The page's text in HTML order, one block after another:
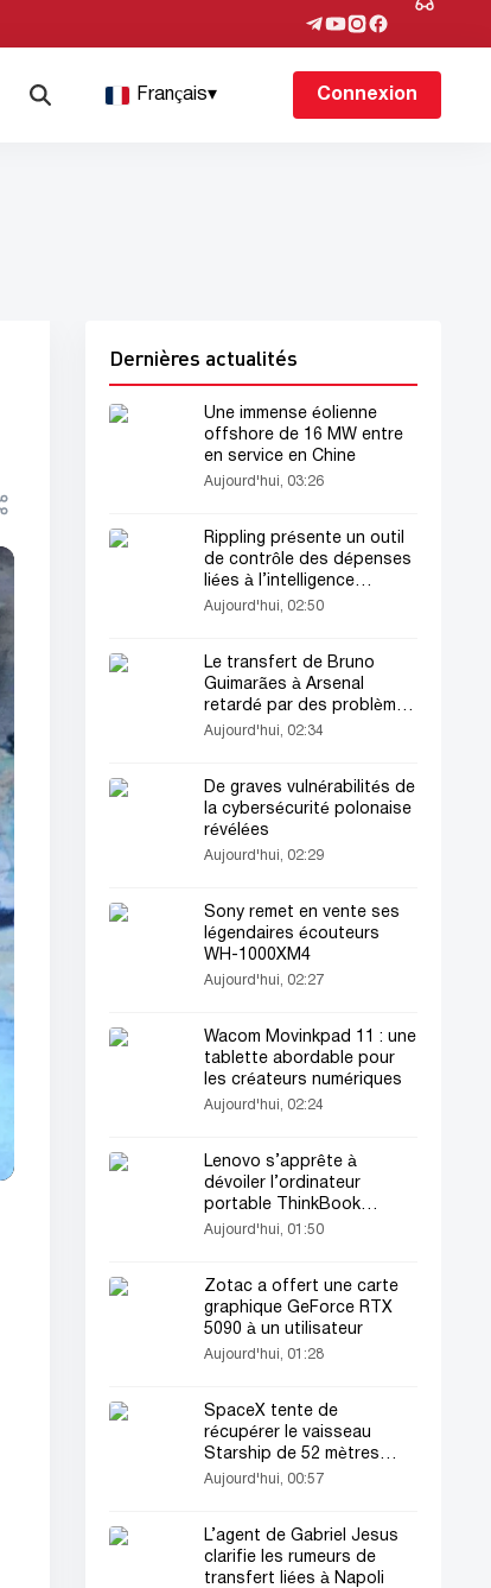
Français▾ Connexion
Dernières actualités
Une immense éolienne
offshore de 16 MW entre
en service en Chine
Aujourd'hui, 03:26
Rippling présente un outil
de contrôle des dépenses
liées à l’intelligence
artificielle
Aujourd'hui, 02:50
Le transfert de Bruno
Guimarães à Arsenal
retardé par des problèmes
bureaucratiques
Aujourd'hui, 02:34
De graves vulnérabilités de
la cybersécurité polonaise
révélées
Aujourd'hui, 02:29
Sony remet en vente ses
légendaires écouteurs
WH-1000XM4
Aujourd'hui, 02:27
Wacom Movinkpad 11 : une
tablette abordable pour
les créateurs numériques
Aujourd'hui, 02:24
Lenovo s’apprête à
dévoiler l’ordinateur
portable ThinkBook
Aeroblade ultrafin
Aujourd'hui, 01:50
Zotac a offert une carte
graphique GeForce RTX
5090 à un utilisateur
Aujourd'hui, 01:28
SpaceX tente de
récupérer le vaisseau
Starship de 52 mètres
dans l’océan Indien
Aujourd'hui, 00:57
L’agent de Gabriel Jesus
clarifie les rumeurs de
transfert liées à Napoli